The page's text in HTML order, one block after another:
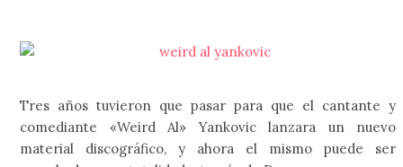
Tres años tuvieron que pasar para que el cantante y
comediante «Weird Al» Yankovic lanzara un nuevo
material discográfico, y ahora el mismo puede ser